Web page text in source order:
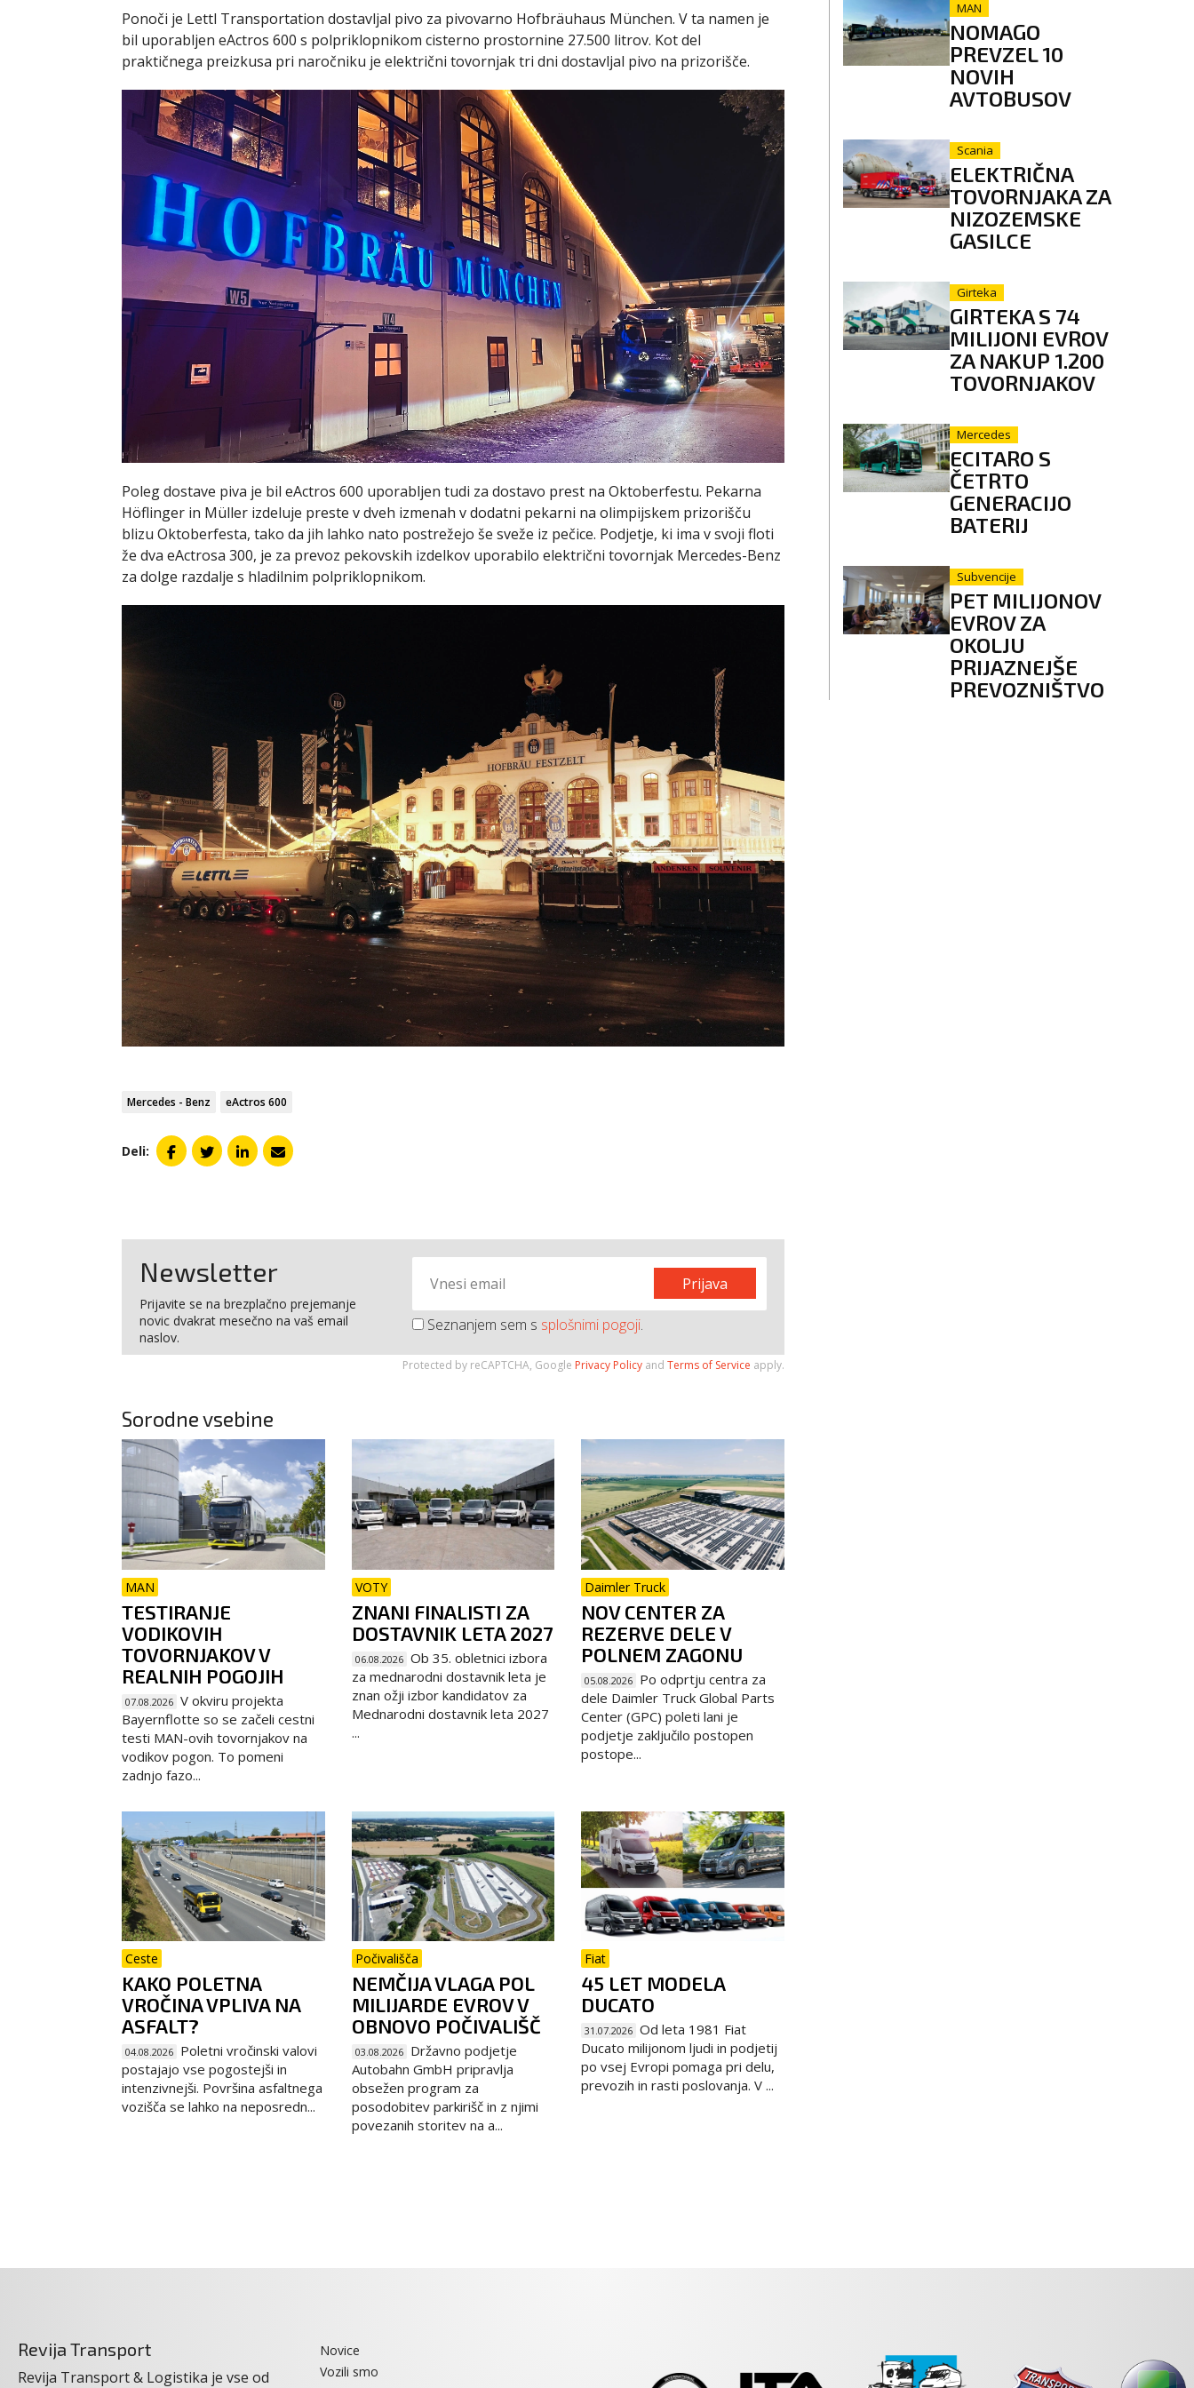
Ponoči je Lettl Transportation dostavljal pivo za pivovarno Hofbräuhaus München. V ta namen je
bil uporabljen eActros 600 s polpriklopnikom cisterno prostornine 27.500 litrov. Kot del
praktičnega preizkusa pri naročniku je električni tovornjak tri dni dostavljal pivo na prizorišče.
Poleg dostave piva je bil eActros 600 uporabljen tudi za dostavo prest na Oktoberfestu. Pekarna
Höflinger in Müller izdeluje preste v dveh izmenah v dodatni pekarni na olimpijskem prizorišču
blizu Oktoberfesta, tako da jih lahko nato postrežejo še sveže iz pečice. Podjetje, ki ima v svoji floti
že dva eActrosa 300, je za prevoz pekovskih izdelkov uporabilo električni tovornjak Mercedes-Benz
za dolge razdalje s hladilnim polpriklopnikom.
Mercedes - Benz eActros 600
Deli:
Newsletter
Prijavite se na brezplačno prejemanje
novic dvakrat mesečno na vaš email
naslov.
Prijava
Seznanjem sem s splošnimi pogoji.
Protected by reCAPTCHA, Google Privacy Policy andTerms of Service apply.
Sorodne vsebine
MAN
TESTIRANJE
VODIKOVIH
TOVORNJAKOV V
REALNIH POGOJIH
07.08.2026 V okviru projekta
Bayernflotte so se začeli cestni
testi MAN-ovih tovornjakov na
vodikov pogon. To pomeni
zadnjo fazo...
VOTY
ZNANI FINALISTI ZA
DOSTAVNIK LETA 2027
06.08.2026 Ob 35. obletnici izbora
za mednarodni dostavnik leta je
znan ožji izbor kandidatov za
Mednarodni dostavnik leta 2027
...
Daimler Truck
NOV CENTER ZA
REZERVE DELE V
POLNEM ZAGONU
05.08.2026 Po odprtju centra za
dele Daimler Truck Global Parts
Center (GPC) poleti lani je
podjetje zaključilo postopen
postope...
Ceste
KAKO POLETNA
VROČINA VPLIVA NA
ASFALT?
04.08.2026
Poletni vročinski valovi
postajajo vse pogostejši in
intenzivnejši. Površina asfaltnega
vozišča se lahko na neposredn...
Počivališča
NEMČIJA VLAGA POL
MILIJARDE EVROV V
OBNOVO POČIVALIŠČ
03.08.2026
Državno podjetje
Autobahn GmbH pripravlja
obsežen program za
posodobitev parkirišč in z njimi
povezanih storitev na a...
Fiat
45 LET MODELA
DUCATO
31.07.2026 Od leta 1981 Fiat
Ducato milijonom ljudi in podjetij
po vsej Evropi pomaga pri delu,
prevozih in rasti poslovanja. V ...
MAN
NOMAGO
PREVZEL 10
NOVIH
AVTOBUSOV
Scania
ELEKTRIČNA
TOVORNJAKA ZA
NIZOZEMSKE
GASILCE
Girteka
GIRTEKA S 74
MILIJONI EVROV
ZA NAKUP 1.200
TOVORNJAKOV
Mercedes
ECITARO S
ČETRTO
GENERACIJO
BATERIJ
Subvencije
PET MILIJONOV
EVROV ZA
OKOLJU
PRIJAZNEJŠE
PREVOZNIŠTVO
Revija Transport
Revija Transport & Logistika je vse od
Novice
Vozili smo